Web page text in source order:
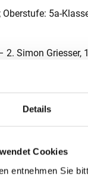
Details
Cookies
entnehmen Sie
5a-
2. Simon Griesser,
Feindert Manuel –
noch viel mehr auf